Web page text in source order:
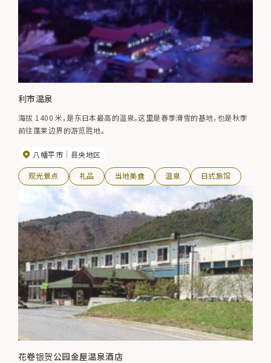
利市温泉
海拔 1400 米，是东日本最高的温泉。这里是春季滑雪的基地，也是秋季
前往蓬莱边界的游览胜地。
八幡平市 县央地区
观光景点 礼品 当地美食 温泉 日式旅馆
花卷银贺公园金屋温泉酒店